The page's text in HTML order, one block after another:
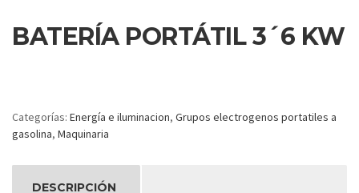
BATERÍA PORTÁTIL 3´6 KW
Categorías: Energía e iluminacion, Grupos electrogenos portatiles a
gasolina, Maquinaria
DESCRIPCIÓN